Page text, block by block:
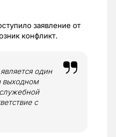
заявление от
конфликт.
один
выходном
с